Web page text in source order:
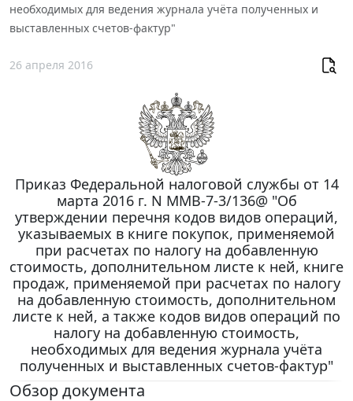
необходимых для ведения журнала учёта полученных и
выставленных счетов-фактур"
26 апреля 2016
Приказ Федеральной налоговой службы от 14
марта 2016 г. N ММВ-7-3/136@ "Об
утверждении перечня кодов видов операций,
указываемых в книге покупок, применяемой
при расчетах по налогу на добавленную
стоимость, дополнительном листе к ней, книге
продаж, применяемой при расчетах по налогу
на добавленную стоимость, дополнительном
листе к ней, а также кодов видов операций по
налогу на добавленную стоимость,
необходимых для ведения журнала учёта
полученных и выставленных счетов-фактур"
Обзор документа